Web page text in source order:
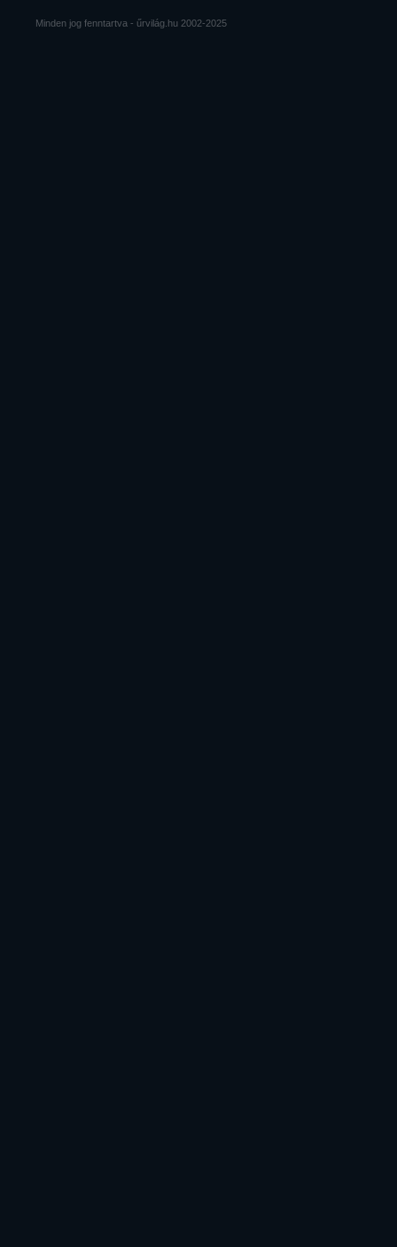
Minden jog fenntartva - űrvilág.hu 2002-2025